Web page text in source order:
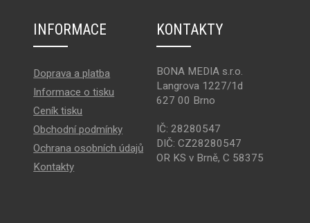
INFORMACE
Doprava a platba
Informace o tisku
Ceník tisku
Obchodní podmínky
Ochrana osobních údajů
Kontakty
KONTAKTY
BONA MEDIA s.r.o.
Langrova 1227/1d
627 00 Brno
IČ: 28280547
DIČ: CZ28280547
OR KS v Brně, C 58375